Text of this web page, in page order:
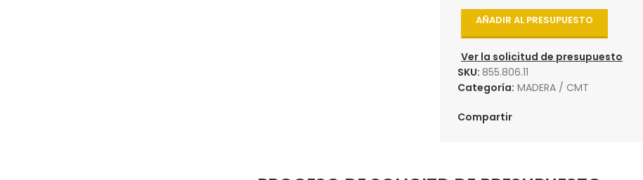
AÑADIR AL PRESUPUESTO
Ver la solicitud de presupuesto
SKU: 855.806.11
Categoría: MADERA / CMT
Compartir